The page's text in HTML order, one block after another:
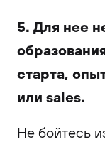
5. Для нее
старта,
или sales.
Не бойтесь